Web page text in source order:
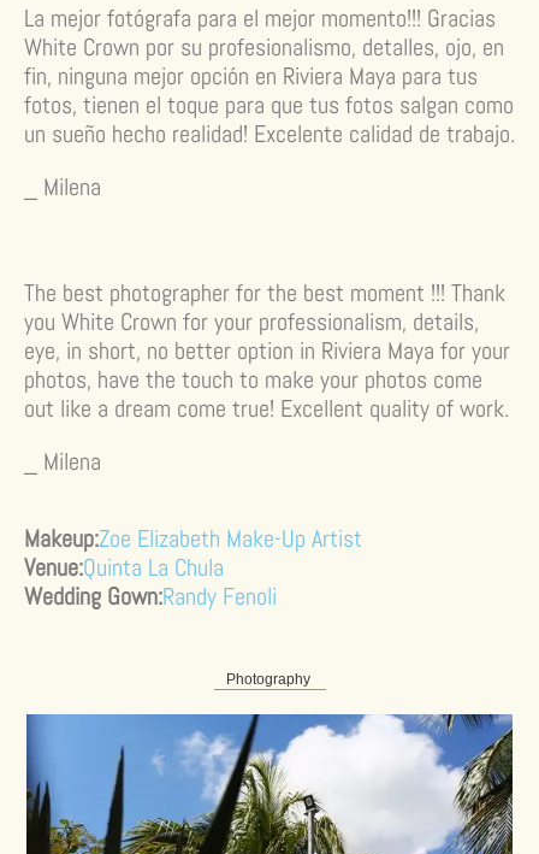
La mejor fotógrafa para el mejor momento!!! Gracias
White Crown por su profesionalismo, detalles, ojo, en
fin, ninguna mejor opción en Riviera Maya para tus
fotos, tienen el toque para que tus fotos salgan como
un sueño hecho realidad! Excelente calidad de trabajo.
_ Milena
The best photographer for the best moment !!! Thank
you White Crown for your professionalism, details,
eye, in short, no better option in Riviera Maya for your
photos, have the touch to make your photos come
out like a dream come true! Excellent quality of work.
_ Milena
Makeup:Zoe Elizabeth Make-Up Artist
Venue:Quinta La Chula
Wedding Gown:Randy Fenoli
Photography